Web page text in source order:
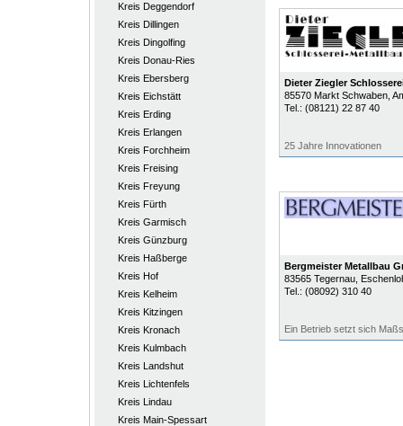
Kreis Deggendorf
Kreis Dillingen
Kreis Dingolfing
Kreis Donau-Ries
Kreis Ebersberg
Kreis Eichstätt
Kreis Erding
Kreis Erlangen
Kreis Forchheim
Kreis Freising
Kreis Freyung
Kreis Fürth
Kreis Garmisch
Kreis Günzburg
Kreis Haßberge
Kreis Hof
Kreis Kelheim
Kreis Kitzingen
Kreis Kronach
Kreis Kulmbach
Kreis Landshut
Kreis Lichtenfels
Kreis Lindau
Kreis Main-Spessart
Dieter Ziegler
85570 Markt Schwaben,
Tel.: (08121) 22 87 40
25 Jahre Innovationen
Bergmeister Metallbau
83565 Tegernau,
Tel.: (08092) 310 40
Ein Betrieb setzt sich